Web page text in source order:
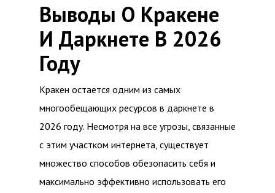
Выводы О Кракене
И Даркнете В 2026
Году
Кракен остается одним из самых
многообещающих ресурсов в даркнете в
2026 году. Несмотря на все угрозы, связанные
с этим участком интернета, существует
множество способов обезопасить себя и
максимально эффективно использовать его